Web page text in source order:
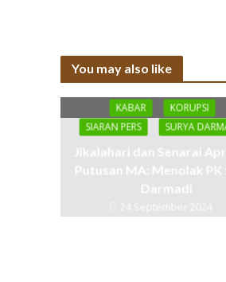
You may also like
KABAR
KORUPSI
SIARAN PERS
SURYA
Jikalahari dan Senarai
Putusan MA: Menolak PK
Darmadi